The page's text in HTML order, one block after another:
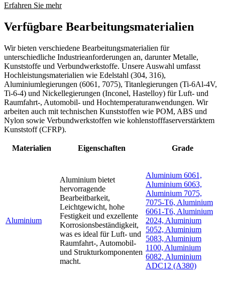
Erfahren Sie mehr
Verfügbare Bearbeitungsmaterialien
Wir bieten verschiedene Bearbeitungsmaterialien für
unterschiedliche Industrieanforderungen an, darunter Metalle,
Kunststoffe und Verbundwerkstoffe. Unsere Auswahl umfasst
Hochleistungsmaterialien wie Edelstahl (304, 316),
Aluminiumlegierungen (6061, 7075), Titanlegierungen (Ti-6Al-4V,
Ti-6-4) und Nickellegierungen (Inconel, Hastelloy) für Luft- und
Raumfahrt-, Automobil- und Hochtemperaturanwendungen. Wir
arbeiten auch mit technischen Kunststoffen wie POM, ABS und
Nylon sowie Verbundwerkstoffen wie kohlenstofffaserverstärktem
Kunststoff (CFRP).
Materialien Eigenschaften Grade
Aluminium
Aluminium bietet
hervorragende
Bearbeitbarkeit,
Leichtgewicht, hohe
Festigkeit und exzellente
Korrosionsbeständigkeit,
was es ideal für Luft- und
Raumfahrt-, Automobil-
und Strukturkomponenten
macht.
Aluminium 6061,
Aluminium 6063,
Aluminium 7075,
7075-T6, Aluminium
6061-T6, Aluminium
2024, Aluminium
5052, Aluminium
5083, Aluminium
1100, Aluminium
6082, Aluminium
ADC12 (A380)